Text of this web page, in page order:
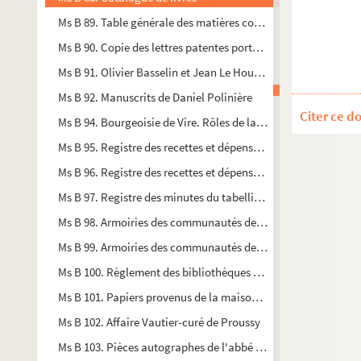
Ms B 89. Table générale des matières contenues dans les
Ms B 90. Copie des lettres patentes portant confirmation
Ms B 91. Olivier Basselin et Jean Le Houx, conférence du 19
Ms B 92. Manuscrits de Daniel Polinière
Ms B 94. Bourgeoisie de Vire. Rôles de la capitation et des
Ms B 95. Registre des recettes et dépenses de la ville de Vire
Ms B 96. Registre des recettes et dépenses municipales de
Ms B 97. Registre des minutes du tabellionage de Vire
Ms B 98. Armoiries des communautés de religieux et
Ms B 99. Armoiries des communautés de religieux et
Ms B 100. Règlement des bibliothèques paroissiales du
Ms B 101. Papiers provenus de la maison de Monsieur
Ms B 102. Affaire Vautier-curé de Proussy
Ms B 103. Pièces autographes de l'abbé Porquet, aumônier
Citer ce